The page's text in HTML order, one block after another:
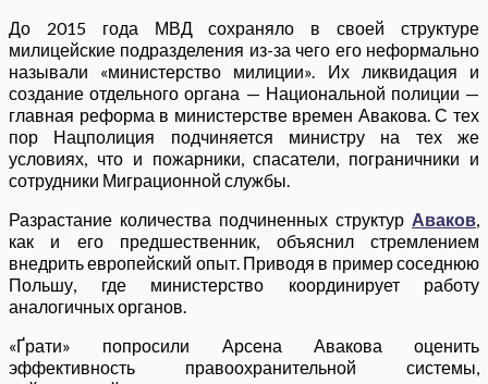
До 2015 года МВД сохраняло в своей структуре
милицейские подразделения из-за чего его неформально
называли «министерство милиции». Их ликвидация и
создание отдельного органа — Национальной полиции —
главная реформа в министерстве времен Авакова. С тех
пор Нацполиция подчиняется министру на тех же
условиях, что и пожарники, спасатели, пограничники и
сотрудники Миграционной службы.
Разрастание количества подчиненных структур Аваков,
как и его предшественник, объяснил стремлением
внедрить европейский опыт. Приводя в пример соседнюю
Польшу, где министерство координирует работу
аналогичных органов.
«Ґрати» попросили Арсена Авакова оценить
эффективность правоохранительной системы,